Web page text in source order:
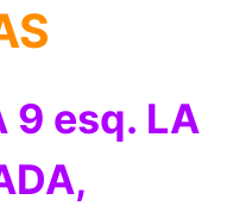
9 esq. LA